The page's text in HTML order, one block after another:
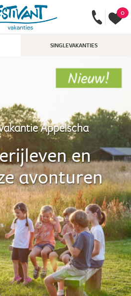
0
SINGLEVAKANTIES
Appelscha
en
avonturen